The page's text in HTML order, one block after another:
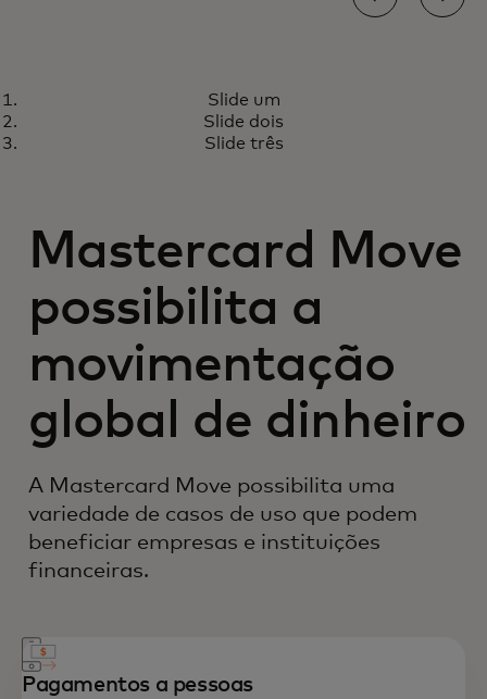
A Mastercard transforma os
pagamentos transfronteiriços
Slide um
Slide dois
Slide três
Mastercard Move
possibilita a
movimentação
global de dinheiro
A Mastercard Move possibilita uma
variedade de casos de uso que podem
beneficiar empresas e instituições
financeiras.
Pagamentos a pessoas